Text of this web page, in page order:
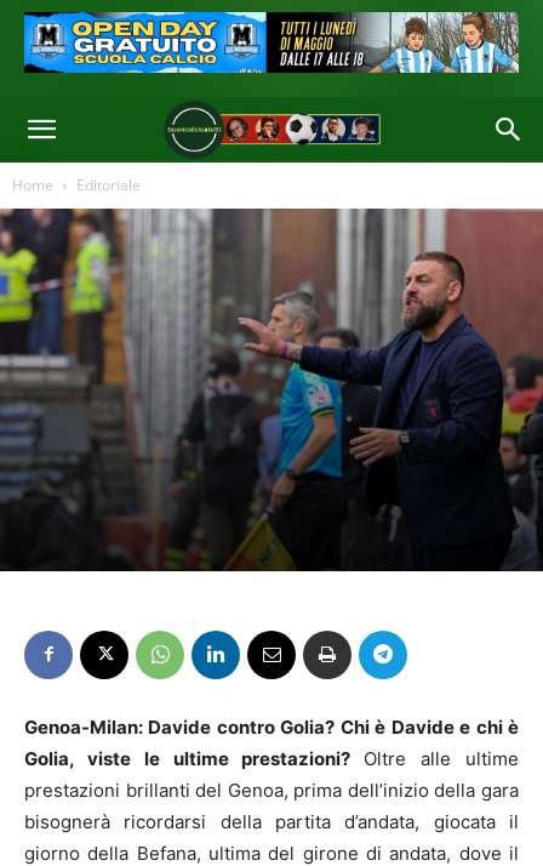
Home Editoriale
Genoa-Milan: Davide contro Golia? Chi è Davide e chi è
Golia, viste le ultime prestazioni? Oltre alle ultime
prestazioni brillanti del Genoa, prima dell’inizio della gara
bisognerà ricordarsi della partita d’andata, giocata il
giorno della Befana, ultima del girone di andata, dove il